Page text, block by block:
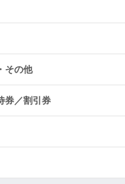
その他
券／割引券